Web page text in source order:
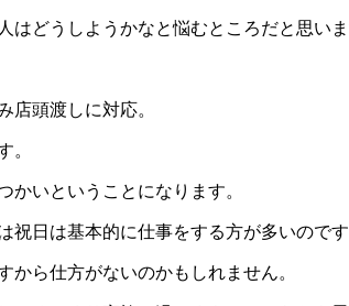
どうしようかなと悩むところだと思いま
店頭渡しに対応。
。
かいということになります。
日は基本的に仕事をする方が多いのです
ら仕方がないのかもしれません。